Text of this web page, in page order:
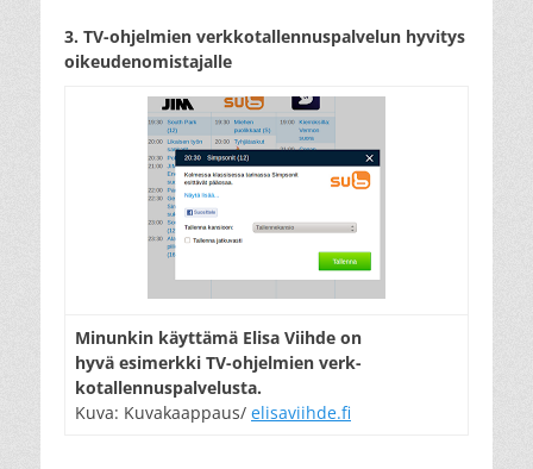
3. TV-ohjelmien verkkotallennuspalvelun hyvitys
oikeudenomistajalle
Minunkin käyttämä Elisa Viihde on
hyvä esimerkki TV-ohjelmien verk-
kotallennuspalvelusta.
Kuva: Kuvakaappaus/ elisaviihde.fi